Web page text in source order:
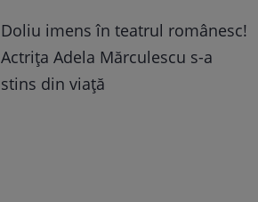
Doliu imens în teatrul românesc!
Actrița Adela Mărculescu s-a
stins din viață